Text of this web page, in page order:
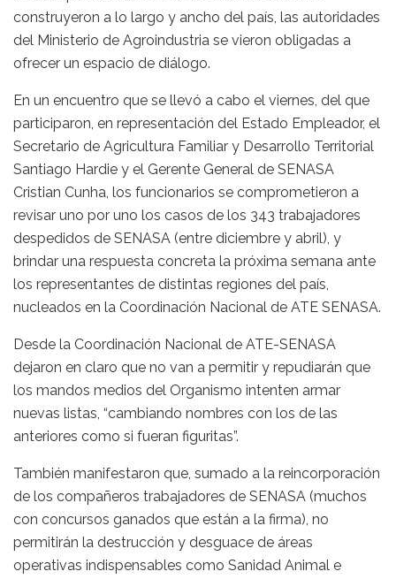
construyeron a lo largo y ancho del país, las autoridades
del Ministerio de Agroindustria se vieron obligadas a
ofrecer un espacio de diálogo.
En un encuentro que se llevó a cabo el viernes, del que
participaron, en representación del Estado Empleador, el
Secretario de Agricultura Familiar y Desarrollo Territorial
Santiago Hardie y el Gerente General de SENASA
Cristian Cunha, los funcionarios se comprometieron a
revisar uno por uno los casos de los 343 trabajadores
despedidos de SENASA (entre diciembre y abril), y
brindar una respuesta concreta la próxima semana ante
los representantes de distintas regiones del país,
nucleados en la Coordinación Nacional de ATE SENASA.
Desde la Coordinación Nacional de ATE-SENASA
dejaron en claro que no van a permitir y repudiarán que
los mandos medios del Organismo intenten armar
nuevas listas, “cambiando nombres con los de las
anteriores como si fueran figuritas”.
También manifestaron que, sumado a la reincorporación
de los compañeros trabajadores de SENASA (muchos
con concursos ganados que están a la firma), no
permitirán la destrucción y desguace de áreas
operativas indispensables como Sanidad Animal e